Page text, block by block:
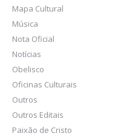
Mapa Cultural
Música
Nota Oficial
Notícias
Obelisco
Oficinas Culturais
Outros
Outros Editais
Paixão de Cristo